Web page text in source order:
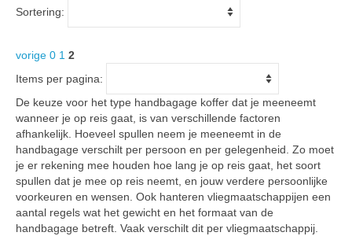
Sortering:
vorige 0 1 2
Items per pagina:
De keuze voor het type handbagage koffer dat je meeneemt
wanneer je op reis gaat, is van verschillende factoren
afhankelijk. Hoeveel spullen neem je meeneemt in de
handbagage verschilt per persoon en per gelegenheid. Zo moet
je er rekening mee houden hoe lang je op reis gaat, het soort
spullen dat je mee op reis neemt, en jouw verdere persoonlijke
voorkeuren en wensen. Ook hanteren vliegmaatschappijen een
aantal regels wat het gewicht en het formaat van de
handbagage betreft. Vaak verschilt dit per vliegmaatschappij.